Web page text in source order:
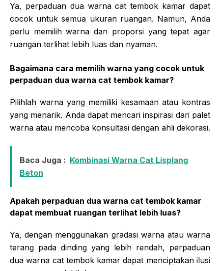
Ya, perpaduan dua warna cat tembok kamar dapat
cocok untuk semua ukuran ruangan. Namun, Anda
perlu memilih warna dan proporsi yang tepat agar
ruangan terlihat lebih luas dan nyaman.
Bagaimana cara memilih warna yang cocok untuk
perpaduan dua warna cat tembok kamar?
Pilihlah warna yang memiliki kesamaan atau kontras
yang menarik. Anda dapat mencari inspirasi dari palet
warna atau mencoba konsultasi dengan ahli dekorasi.
Baca Juga : Kombinasi Warna Cat Lisplang
Beton
Apakah perpaduan dua warna cat tembok kamar
dapat membuat ruangan terlihat lebih luas?
Ya, dengan menggunakan gradasi warna atau warna
terang pada dinding yang lebih rendah, perpaduan
dua warna cat tembok kamar dapat menciptakan ilusi